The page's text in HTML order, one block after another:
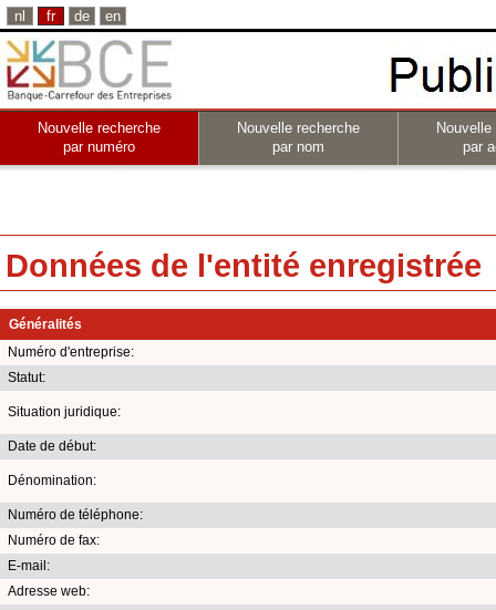
nl fr de en
Nouvelle recherche
par numéro
Nouvelle recherche
par nom
par
Données de l'entité enregistrée
Généralités
Numéro d'entreprise:
Statut:
Situation juridique:
Date de début:
Dénomination:
Numéro de téléphone:
Numéro de fax:
E-mail:
Adresse web: